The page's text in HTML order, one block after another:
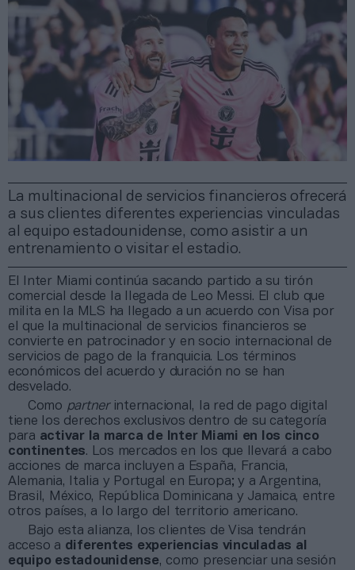
La multinacional de servicios financieros ofrecerá
a sus clientes diferentes experiencias vinculadas
al equipo estadounidense, como asistir a un
entrenamiento o visitar el estadio.
El Inter Miami continúa sacando partido a su tirón
comercial desde la llegada de Leo Messi. El club que
milita en la MLS ha llegado a un acuerdo con Visa por
el que la multinacional de servicios financieros se
convierte en patrocinador y en socio internacional de
servicios de pago de la franquicia. Los términos
económicos del acuerdo y duración no se han
desvelado.
Como partnerinternacional, la red de pago digital
tiene los derechos exclusivos dentro de su categoría
para activar la marca de Inter Miami en los cinco
continentes. Los mercados en los que llevará a cabo
acciones de marca incluyen a España, Francia,
Alemania, Italia y Portugal en Europa; y a Argentina,
Brasil, México, República Dominicana y Jamaica, entre
otros países, a lo largo del territorio americano.
Bajo esta alianza, los clientes de Visa tendrán
acceso a diferentes experiencias vinculadas al
equipo estadounidense, como presenciar una sesión